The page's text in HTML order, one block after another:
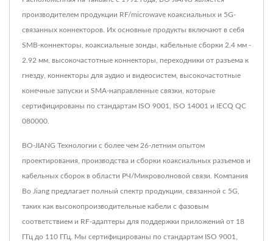
производителем продукции RF/microwave коаксиальных и 5G-
связанных коннекторов. Их основные продукты включают в себя
SMB-коннекторы, коаксиальные зонды, кабельные сборки 2.4 мм -
2.92 мм, высокочастотные коннекторы, переходники от разъема к
гнезду, коннекторы для аудио и видеосистем, высокочастотные
конечные запуски и SMA-направленные связки, которые
сертифицированы по стандартам ISO 9001, ISO 14001 и IECQ QC
080000.
BO-JIANG Технологии с более чем 26-летним опытом
проектирования, производства и сборки коаксиальных разъемов и
кабельных сборок в области РЧ/Микроволновой связи. Компания
Bo Jiang предлагает полный спектр продукции, связанной с 5G,
таких как высокопроизводительные кабели с фазовым
соответствием и RF-адаптеры для поддержки приложений от 18
ГГц до 110 ГГц. Мы сертифицированы по стандартам ISO 9001,